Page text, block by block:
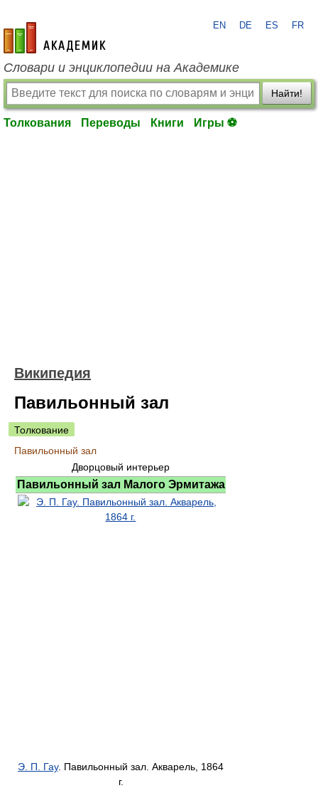
academic.ru
EN DE ES FR
Словари и энциклопедии на Академике
Найти!
Толкования Переводы Книги Игры ⚽
Википедия
Павильонный зал
Толкование
Павильонный зал
Дворцовый интерьер
Павильонный зал Малого Эрмитажа
Э. П. Гау. Павильонный зал. Акварель, 1864
г.